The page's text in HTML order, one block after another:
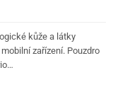
kůže a látky
zařízení. Pouzdro